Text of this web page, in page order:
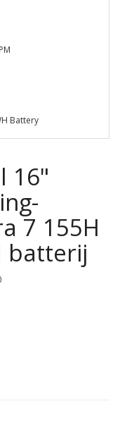
Battery
16"
7 155H
batterij